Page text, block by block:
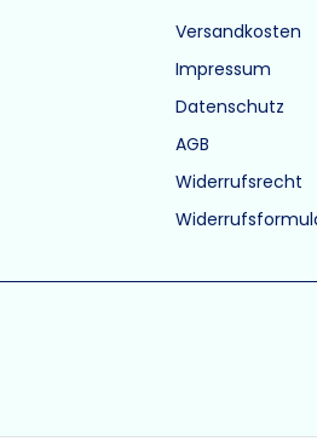
Versandkosten
Impressum
Datenschutz
AGB
Widerrufsrecht